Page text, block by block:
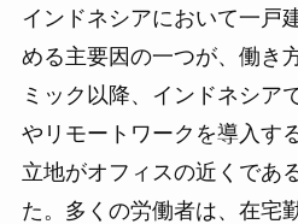
インドネシアにおいて一戸
める主要因の一つが、働き
ミック以降、インドネシア
やリモートワークを導入す
立地がオフィスの近くであ
た。多くの労働者は、在宅